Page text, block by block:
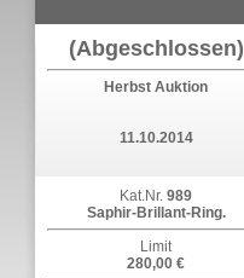
(Abgeschlossen)
Herbst Auktion
11.10.2014
Kat.Nr. 989
Saphir-Brillant-Ring.
Limit
280,00 €